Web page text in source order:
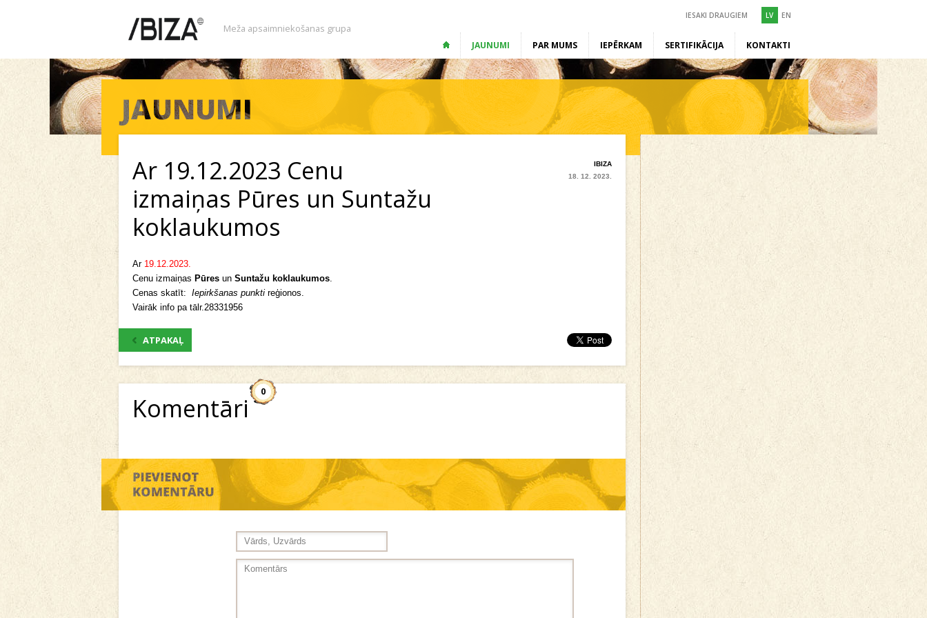
Meža apsaimniekošanas grupa
IESAKI DRAUGIEM LV EN
JAUNUMI PAR MUMS IEPĒRKAM SERTIFIKĀCIJA KONTAKTI
IBIZA
18. 12. 2023.
Ar 19.12.2023 Cenu
izmaiņas Pūres un Suntažu
koklaukumos
Ar 19.12.2023.
Cenu izmaiņas Pūres un Suntažu koklaukumos.
Cenas skatīt: Iepirkšanas punkti reģionos.
Vairāk info pa tālr.28331956
ATPAKAĻ
Komentāri
0